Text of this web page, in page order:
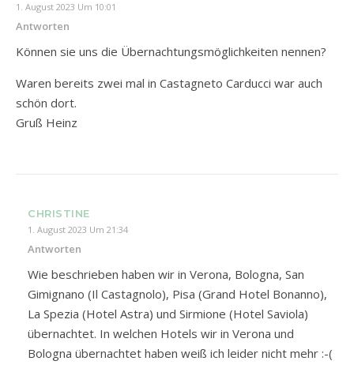
1. August 2023 Um 10:01
Antworten
Können sie uns die Übernachtungsmöglichkeiten nennen?
Waren bereits zwei mal in Castagneto Carducci war auch
schön dort.
Gruß Heinz
CHRISTINE
1. August 2023 Um 21:34
Antworten
Wie beschrieben haben wir in Verona, Bologna, San
Gimignano (Il Castagnolo), Pisa (Grand Hotel Bonanno),
La Spezia (Hotel Astra) und Sirmione (Hotel Saviola)
übernachtet. In welchen Hotels wir in Verona und
Bologna übernachtet haben weiß ich leider nicht mehr :-(